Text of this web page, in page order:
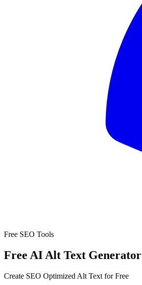
Free SEO Tools
Free AI Alt Text Generator
Create SEO Optimized Alt Text for Free